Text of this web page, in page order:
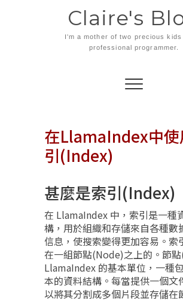
Claire's
I'm a mother of two precious kids
professional programmer.
在LlamaIndex中使
引(Index)
甚麼是索引(Index)
在 LlamaIndex 中，索引是一種
構，用於組織和存儲來自各種數
信息，使搜索變得更加容易。索
在一組節點(Node)之上的。節
LlamaIndex 的基本單位，一種
本的資料結構。每當提供一個文
以將其分割成多個片段並存儲在